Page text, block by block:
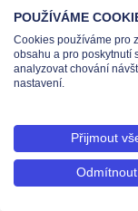
Nastavení cookies
Tel.: +420 491 519 500 |
© 2026 Teas spol. s r. o.,
48906565, DIČ:
POUŽÍVÁME
Cookies používáme pro
obsahu a pro poskytnutí
analyzovat chování
nastavení.
Přijmout
Odmítnout